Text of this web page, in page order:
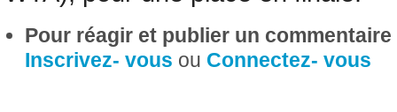
Pour réagir et publier un
Inscrivez- vous ou Connectez- vous